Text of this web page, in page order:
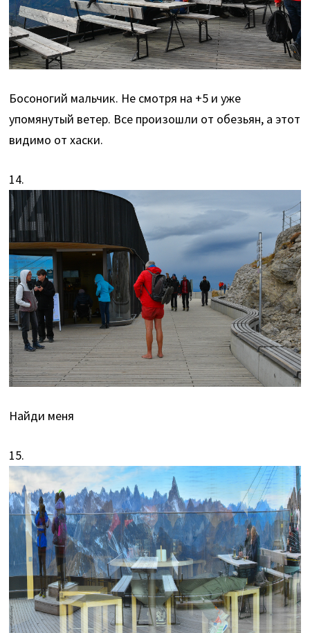
Босоногий мальчик. Не смотря на +5 и уже
упомянутый ветер. Все произошли от обезьян, а этот
видимо от хаски.
14.
Найди меня
15.